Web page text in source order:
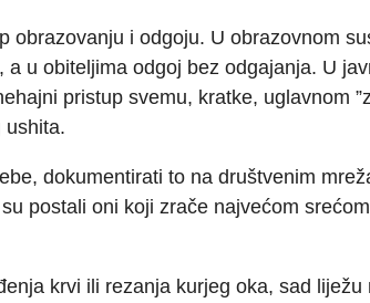
obrazovanju i odgoju. U obrazovnom
u obiteljima odgoj bez odgajanja. U
pristup svemu, kratke, uglavnom
ushita.
dokumentirati to na društvenim
postali oni koji zrače najvećom
krvi ili rezanja kurjeg oka, sad liježu